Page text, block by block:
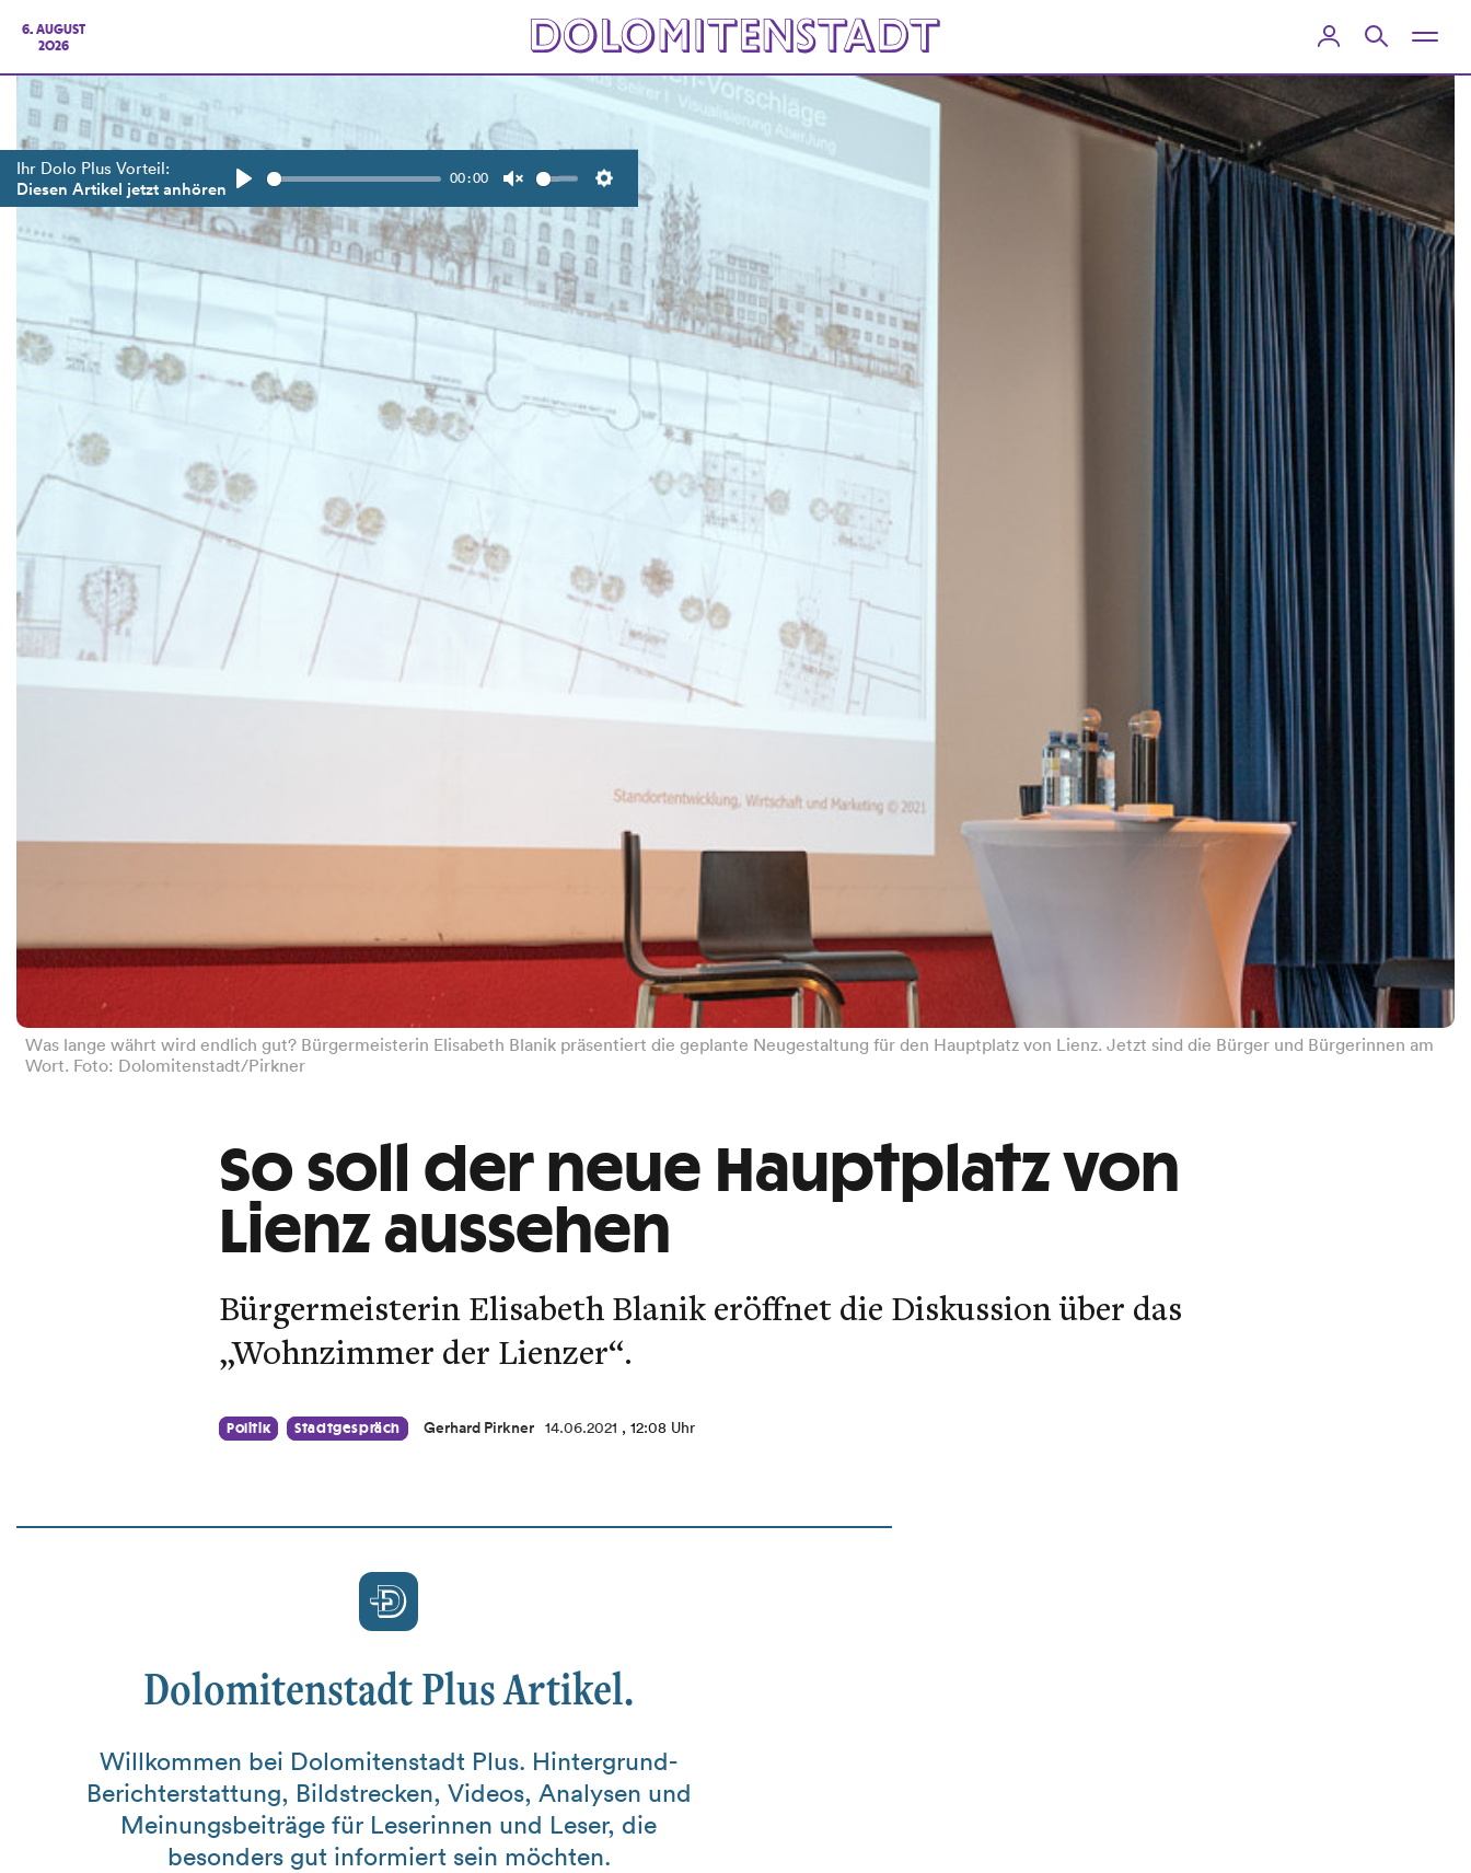
6. AUGUST
2026
Ihr Dolo Plus Vorteil:
Diesen Artikel jetzt anhören 00:00
Settings
Was lange währt wird endlich gut? Bürgermeisterin Elisabeth Blanik präsentiert die geplante Neugestaltung für den Hauptplatz von Lienz. Jetzt sind die Bürger und Bürgerinnen am
Wort. Foto: Dolomitenstadt/Pirkner
So soll der neue Hauptplatz von
Lienz aussehen
Bürgermeisterin Elisabeth Blanik eröffnet die Diskussion über das
„Wohnzimmer der Lienzer“.
Politik Stadtgespräch Gerhard Pirkner 14.06.2021 , 12:08 Uhr
Dolomitenstadt Plus Artikel.
Willkommen bei Dolomitenstadt Plus. Hintergrund-
Berichterstattung, Bildstrecken, Videos, Analysen und
Meinungsbeiträge für Leserinnen und Leser, die
besonders gut informiert sein möchten.